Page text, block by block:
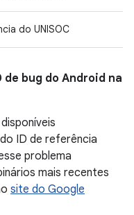
do UNISOC
de bug do Android na
ID de referência
problema
mais recentes
site do Google